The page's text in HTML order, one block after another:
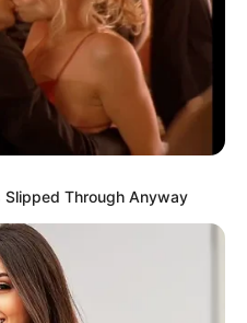
Slipped Through Anyway